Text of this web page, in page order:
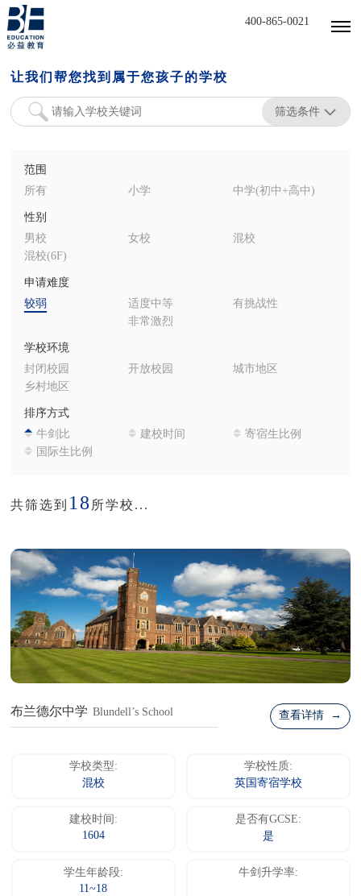
400-865-0021
让我们帮您找到属于您孩子的学校
筛选条件
范围
所有
小学 中学(初中+高中)
性别
男校
女校
混校
混校(6F)
申请难度
较弱
适度中等
有挑战性
非常激烈
学校环境
封闭校园
开放校园
城市地区
乡村地区
排序方式
牛剑比
建校时间
寄宿生比例
国际生比例
共筛选到 18 所学校...
布兰德尔中学 Blundell’s School 查看详情 →
学校类型:
混校
学校性质:
英国寄宿学校
建校时间:
1604
是否有GCSE:
是
学生年龄段:
11~18
牛剑升学率: